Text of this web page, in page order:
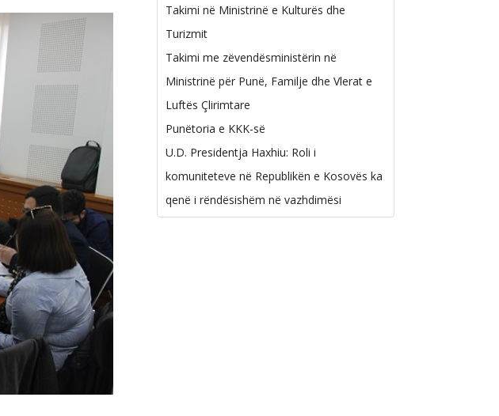
Takimi në Ministrinë e Kulturës dhe
Turizmit
Takimi me zëvendësministërin në
Ministrinë për Punë, Familje dhe Vlerat e
Luftës Çlirimtare
Punëtoria e KKK-së
U.D. Presidentja Haxhiu: Roli i
komuniteteve në Republikën e Kosovës ka
qenë i rëndësishëm në vazhdimësi